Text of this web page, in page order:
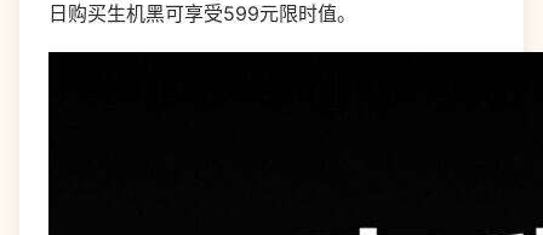
日购买生机黑可享受599元限时值。